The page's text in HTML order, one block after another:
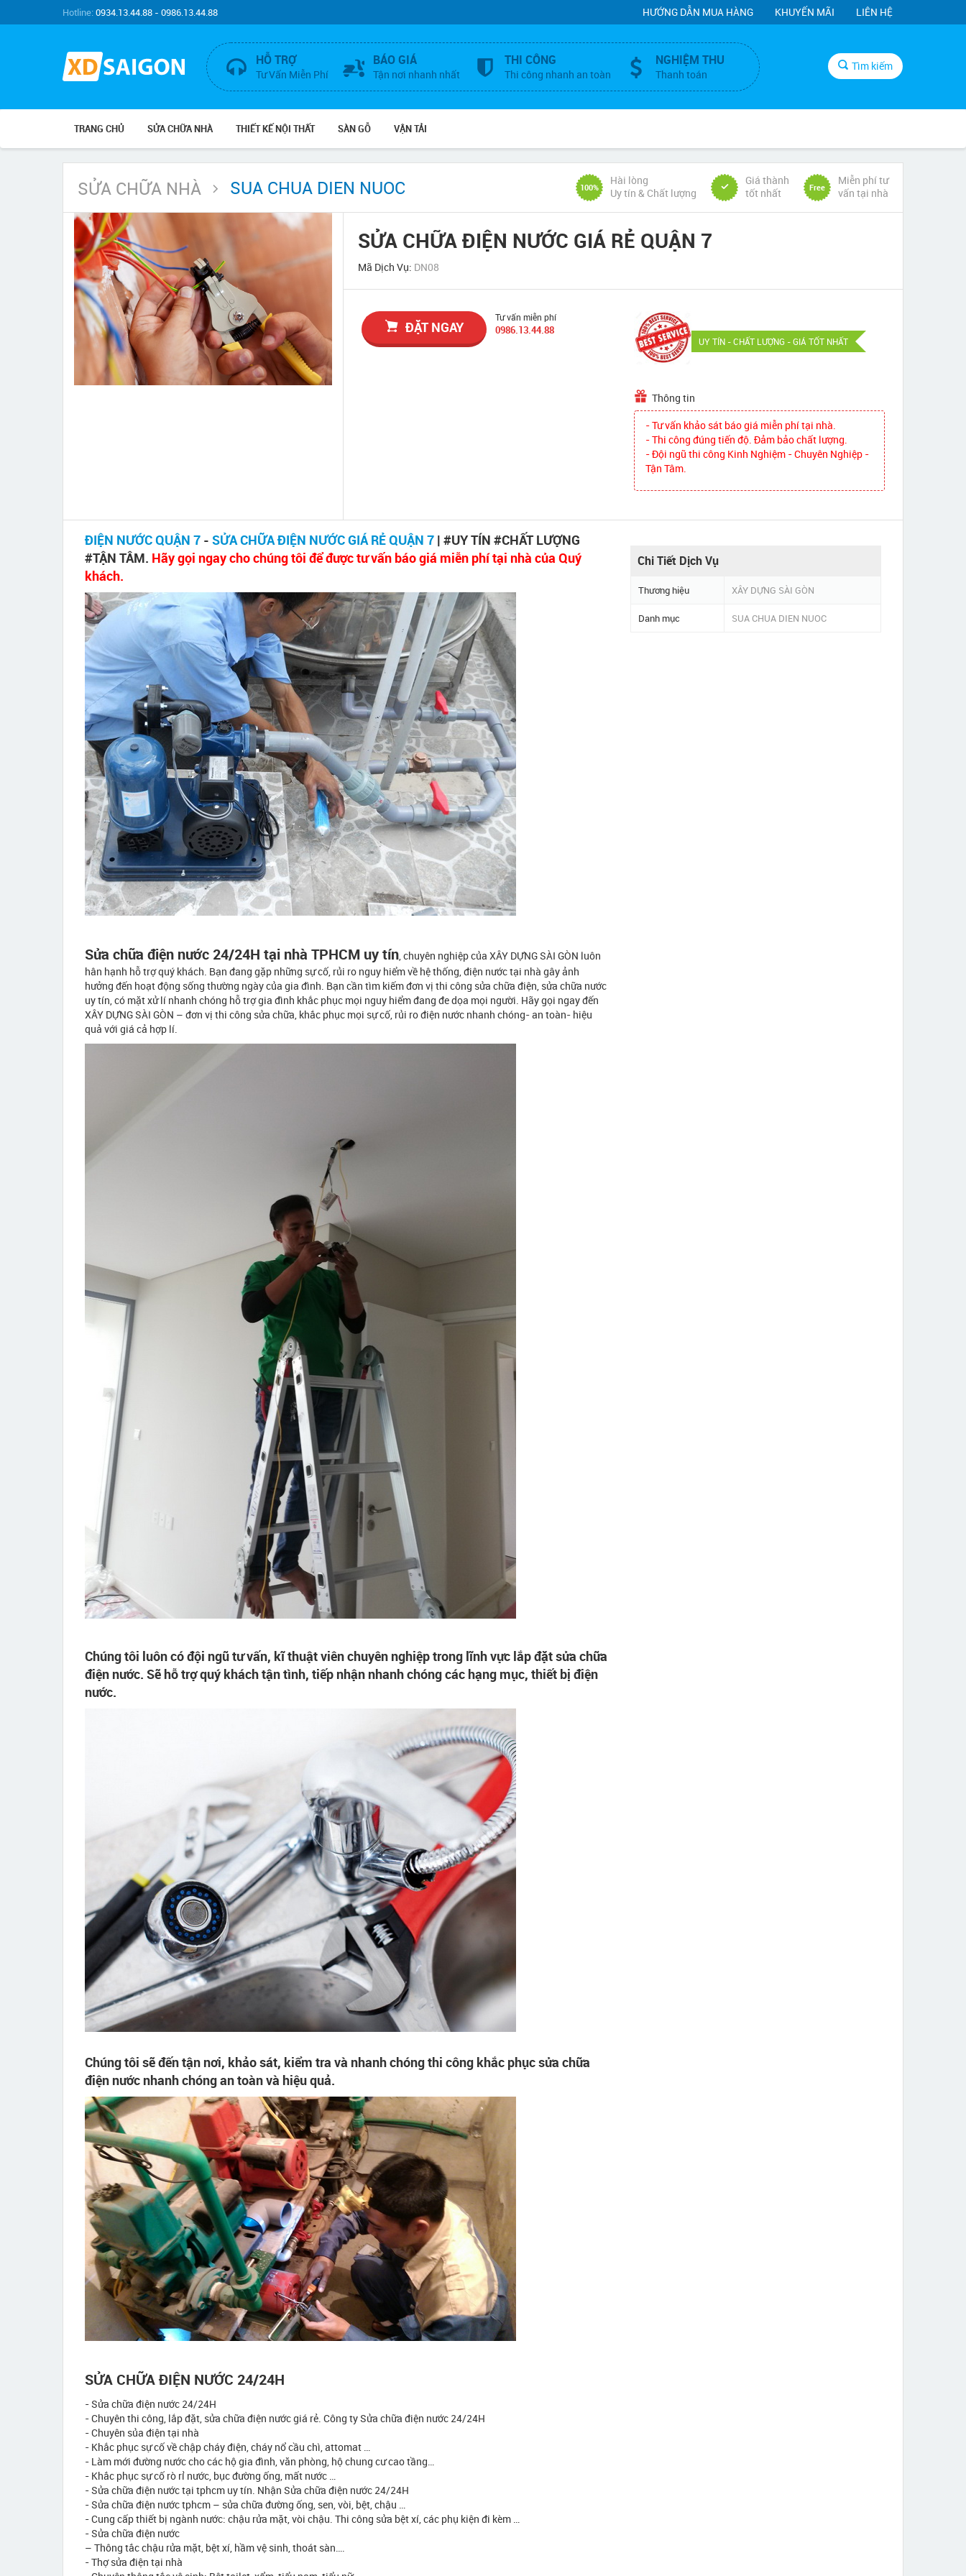
Hotline:0934.13.44.88 - 0986.13.44.88 HƯỚNG DẪN MUA HÀNG KHUYẾN MÃI LIÊN HỆ
HỖ TRỢ
Tư Vấn Miễn Phí
BÁO GIÁ
Tận nơi nhanh nhất
THI CÔNG
Thi công nhanh an toàn
NGHIỆM THU
Thanh toán
Tìm kiếm
TRANG CHỦ SỬA CHỮA NHÀ THIẾT KẾ NỘI THẤT SÀN GỖ VẬN TẢI
SỬA CHỮA NHÀ SUA CHUA DIEN NUOC 100%
Hài lòng
Uy tín & Chất lượng
Giá thành
tốt nhất
Free
Miễn phí tư
vấn tại nhà
SỬA CHỮA ĐIỆN NƯỚC GIÁ RẺ QUẬN 7
Mã Dịch Vụ: DN08
ĐẶT NGAY
Tư vấn miễn phí
0986.13.44.88
UY TÍN - CHẤT LƯỢNG - GIÁ TỐT NHẤT
Thông tin
- Tư vấn khảo sát báo giá miễn phí tại nhà.
- Thi công đúng tiến độ. Đảm bảo chất lượng.
- Đội ngũ thi công Kinh Nghiệm - Chuyên Nghiệp -
Tận Tâm.
ĐIỆN NƯỚC QUẬN 7 - SỬA CHỮA ĐIỆN NƯỚC GIÁ RẺ QUẬN 7 | #UY TÍN #CHẤT LƯỢNG
#TẬN TÂM. Hãy gọi ngay cho chúng tôi để được tư vấn báo giá miễn phí tại nhà của Quý
khách.
Sửa chữa điện nước 24/24H tại nhà TPHCM uy tín, chuyên nghiệp của XÂY DỰNG SÀI GÒN luôn
hân hạnh hỗ trợ quý khách. Bạn đang gặp những sự cố, rủi ro nguy hiểm về hệ thống, điện nước tại nhà gây ảnh
hưởng đến hoạt động sống thường ngày của gia đình. Bạn cần tìm kiếm đơn vị thi công sửa chữa điện, sửa chữa nước
uy tín, có mặt xử lí nhanh chóng hỗ trợ gia đình khắc phục mọi nguy hiểm đang đe dọa mọi người. Hãy gọi ngay đến
XÂY DỰNG SÀI GÒN – đơn vị thi công sửa chữa, khắc phục mọi sự cố, rủi ro điện nước nhanh chóng- an toàn- hiệu
quả với giá cả hợp lí.
Chúng tôi luôn có đội ngũ tư vấn, kĩ thuật viên chuyên nghiệp trong lĩnh vực lắp đặt sửa chữa
điện nước. Sẽ hỗ trợ quý khách tận tình, tiếp nhận nhanh chóng các hạng mục, thiết bị điện
nước.
Chúng tôi sẽ đến tận nơi, khảo sát, kiểm tra và nhanh chóng thi công khắc phục sửa chữa
điện nước nhanh chóng an toàn và hiệu quả.
SỬA CHỮA ĐIỆN NƯỚC 24/24H
- Sửa chữa điện nước 24/24H
- Chuyên thi công, lắp đặt, sửa chữa điện nước giá rẻ. Công ty Sửa chữa điện nước 24/24H
- Chuyên sủa điện tại nhà
- Khắc phục sự cố về chập cháy điện, cháy nổ cầu chì, attomat …
- Làm mới đường nước cho các hộ gia đình, văn phòng, hộ chung cư cao tầng…
- Khắc phục sự cố rò rỉ nước, bục đường ống, mất nước …
- Sửa chữa điện nước tại tphcm uy tín. Nhận Sửa chữa điện nước 24/24H
- Sửa chữa điện nước tphcm – sửa chữa đường ống, sen, vòi, bệt, chậu …
- Cung cấp thiết bị ngành nước: chậu rửa mặt, vòi chậu. Thi công sửa bệt xí, các phụ kiện đi kèm …
- Sửa chữa điện nước
– Thông tắc chậu rửa mặt, bệt xí, hầm vệ sinh, thoát sàn….
- Thợ sửa điện tại nhà
Chi Tiết Dịch Vụ
Thương hiệu XÂY DỰNG SÀI GÒN
Danh mục SUA CHUA DIEN NUOC